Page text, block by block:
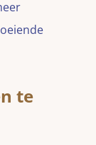
te